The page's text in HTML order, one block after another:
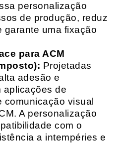
personalização
de produção, reduz
garante uma fixação
para ACM
Projetadas
adesão e
aplicações de
comunicação visual
A personalização
com o
a intempéries e